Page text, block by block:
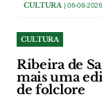
CULTURA| 06-08-2026
CULTURA
Ribeira de
mais uma
de folclore